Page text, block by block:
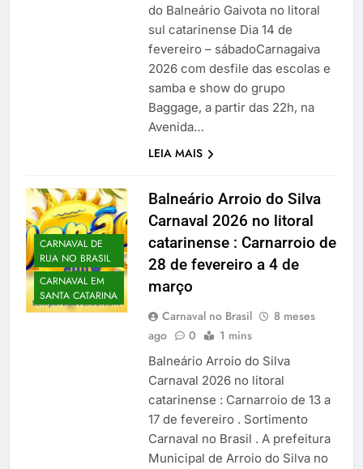
do Balneário Gaivota no litoral
sul catarinense Dia 14 de
fevereiro – sábadoCarnagaiva
2026 com desfile das escolas e
samba e show do grupo
Baggage, a partir das 22h, na
Avenida…
LEIA MAIS
CARNAVAL DE
RUA NO BRASIL
CARNAVAL EM
SANTA CATARINA
Balneário Arroio do Silva
Carnaval 2026 no litoral
catarinense : Carnarroio de
28 de fevereiro a 4 de
março
Carnaval no Brasil
8 meses
ago
0 1 mins
Balneário Arroio do Silva
Carnaval 2026 no litoral
catarinense : Carnarroio de 13 a
17 de fevereiro . Sortimento
Carnaval no Brasil . A prefeitura
Municipal de Arroio do Silva no